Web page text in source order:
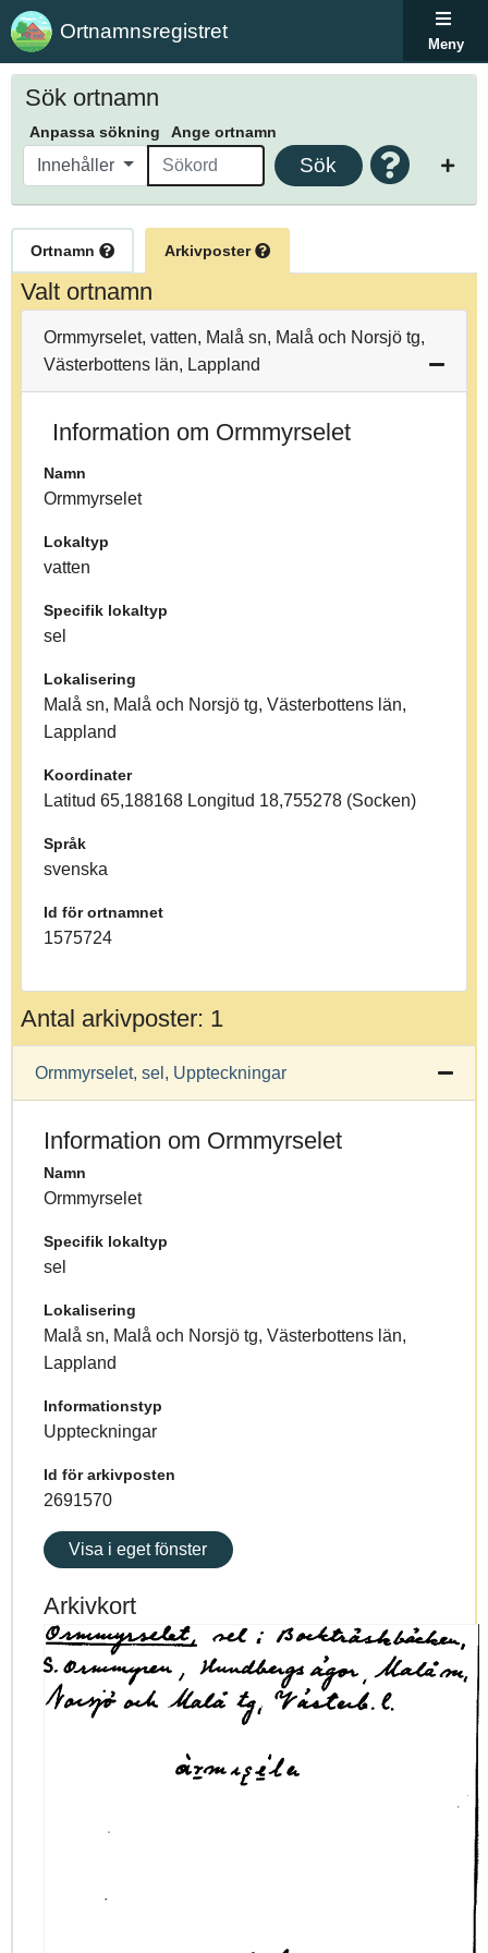
Ortnamnsregistret
Meny
Sök ortnamn
Anpassa sökning Ange ortnamn
Innehåller Sök
Ortnamn Arkivposter
Valt ortnamn
Ormmyrselet, vatten, Malå sn, Malå och Norsjö tg,
Västerbottens län, Lappland
Information om Ormmyrselet
Namn
Ormmyrselet
Lokaltyp
vatten
Specifik lokaltyp
sel
Lokalisering
Malå sn, Malå och Norsjö tg, Västerbottens län,
Lappland
Koordinater
Latitud 65,188168 Longitud 18,755278 (Socken)
Språk
svenska
Id för ortnamnet
1575724
Antal arkivposter: 1
Ormmyrselet, sel, Uppteckningar
Information om Ormmyrselet
Namn
Ormmyrselet
Specifik lokaltyp
sel
Lokalisering
Malå sn, Malå och Norsjö tg, Västerbottens län,
Lappland
Informationstyp
Uppteckningar
Id för arkivposten
2691570
Visa i eget fönster
Arkivkort